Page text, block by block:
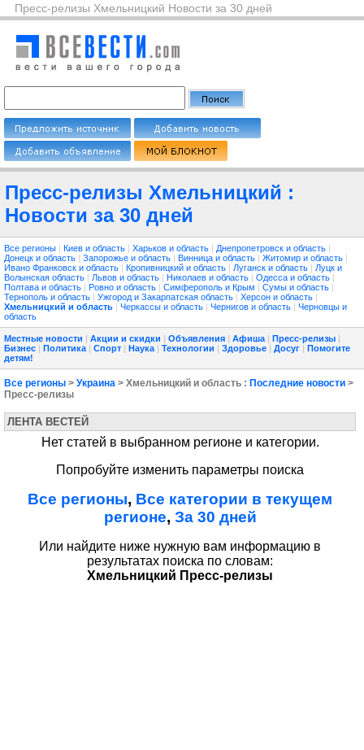
Пресс-релизы Хмельницкий Новости за 30 дней
Пресс-релизы Хмельницкий :
Новости за 30 дней
Все регионы | Киев и область | Харьков и область | Днепропетровск и область |
Донецк и область | Запорожье и область | Винница и область | Житомир и область |
Ивано Франковск и область | Кропивницкий и область | Луганск и область | Луцк и
Волынская область | Львов и область | Николаев и область | Одесса и область |
Полтава и область | Ровно и область | Симферополь и Крым | Сумы и область |
Тернополь и область | Ужгород и Закарпатская область | Херсон и область |
Хмельницкий и область | Черкассы и область | Чернигов и область | Черновцы и
область
Местные новости | Акции и скидки | Объявления | Афиша | Пресс-релизы |
Бизнес | Политика | Спорт | Наука | Технологии | Здоровье | Досуг | Помогите
детям!
Все регионы > Украина > Хмельницкий и область : Последние новости >
Пресс-релизы
ЛЕНТА ВЕСТЕЙ
Нет статей в выбранном регионе и категории.
Попробуйте изменить параметры поиска
Все регионы, Все категории в текущем
регионе, За 30 дней
Или найдите ниже нужную вам информацию в
результатах поиска по словам:
Хмельницкий Пресс-релизы